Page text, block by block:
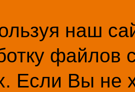
наш
файлов
Если Вы не